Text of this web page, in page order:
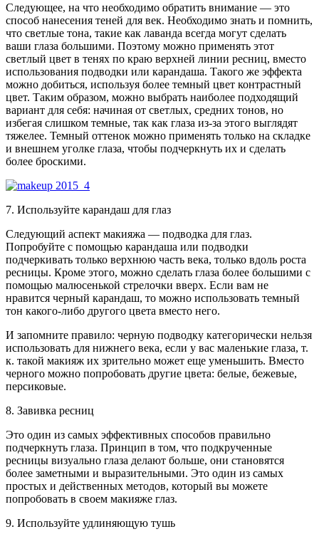
Следующее, на что необходимо обратить внимание — это
способ нанесения теней для век. Необходимо знать и помнить,
что светлые тона, такие как лаванда всегда могут сделать
ваши глаза большими. Поэтому можно применять этот
светлый цвет в тенях по краю верхней линии ресниц, вместо
использования подводки или карандаша. Такого же эффекта
можно добиться, используя более темный цвет контрастный
цвет. Таким образом, можно выбрать наиболее подходящий
вариант для себя: начиная от светлых, средних тонов, но
избегая слишком темные, так как глаза из-за этого выглядят
тяжелее. Темный оттенок можно применять только на складке
и внешнем уголке глаза, чтобы подчеркнуть их и сделать
более броскими.
7. Используйте карандаш для глаз
Следующий аспект макияжа — подводка для глаз.
Попробуйте с помощью карандаша или подводки
подчеркивать только верхнюю часть века, только вдоль роста
ресницы. Кроме этого, можно сделать глаза более большими с
помощью малюсенькой стрелочки вверх. Если вам не
нравится черный карандаш, то можно использовать темный
тон какого-либо другого цвета вместо него.
И запомните правило: черную подводку категорически нельзя
использовать для нижнего века, если у вас маленькие глаза, т.
к. такой макияж их зрительно может еще уменьшить. Вместо
черного можно попробовать другие цвета: белые, бежевые,
персиковые.
8. Завивка ресниц
Это один из самых эффективных способов правильно
подчеркнуть глаза. Принцип в том, что подкрученные
ресницы визуально глаза делают больше, они становятся
более заметными и выразительными. Это один из самых
простых и действенных методов, который вы можете
попробовать в своем макияже глаз.
9. Используйте удлиняющую тушь